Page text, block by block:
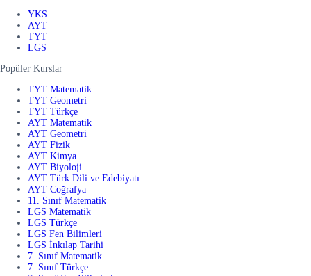
YKS
AYT
TYT
LGS
Popüler Kurslar
TYT Matematik
TYT Geometri
TYT Türkçe
AYT Matematik
AYT Geometri
AYT Fizik
AYT Kimya
AYT Biyoloji
AYT Türk Dili ve Edebiyatı
AYT Coğrafya
11. Sınıf Matematik
LGS Matematik
LGS Türkçe
LGS Fen Bilimleri
LGS İnkılap Tarihi
7. Sınıf Matematik
7. Sınıf Türkçe